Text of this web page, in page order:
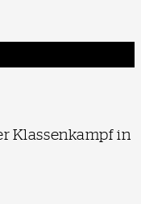
Klassenkampf in